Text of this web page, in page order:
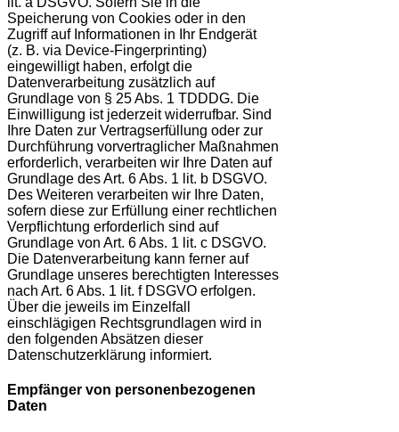
Speicherung von Cookies oder in den
Zugriff auf Informationen in Ihr Endgerät
(z. B. via Device-Fingerprinting)
eingewilligt haben, erfolgt die
Datenverarbeitung zusätzlich auf
Grundlage von § 25 Abs. 1 TDDDG. Die
Einwilligung ist jederzeit widerrufbar. Sind
Ihre Daten zur Vertragserfüllung oder zur
Durchführung vorvertraglicher Maßnahmen
erforderlich, verarbeiten wir Ihre Daten auf
Grundlage des Art. 6 Abs. 1 lit. b DSGVO.
Des Weiteren verarbeiten wir Ihre Daten,
sofern diese zur Erfüllung einer rechtlichen
Verpflichtung erforderlich sind auf
Grundlage von Art. 6 Abs. 1 lit. c DSGVO.
Die Datenverarbeitung kann ferner auf
Grundlage unseres berechtigten Interesses
nach Art. 6 Abs. 1 lit. f DSGVO erfolgen.
Über die jeweils im Einzelfall
einschlägigen Rechtsgrundlagen wird in
den folgenden Absätzen dieser
Datenschutzerklärung informiert.
Empfänger von personenbezogenen
Daten